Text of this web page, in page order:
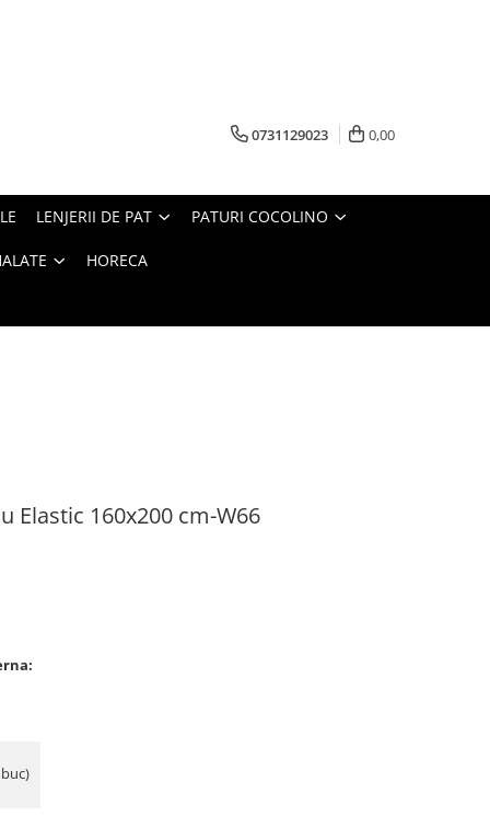
0731129023 0,00
LENJERII DE PAT PATURI COCOLINO
HORECA
Elastic 160x200 cm-W66